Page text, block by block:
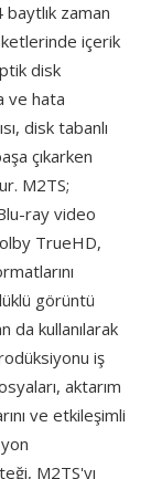
zaman
içerik
disk
ve hata
disk tabanlı
çıkarken
M2TS;
ray video
TrueHD,
görüntü
da kullanılarak
iş
aktarım
ve etkileşimli
M2TS'yı